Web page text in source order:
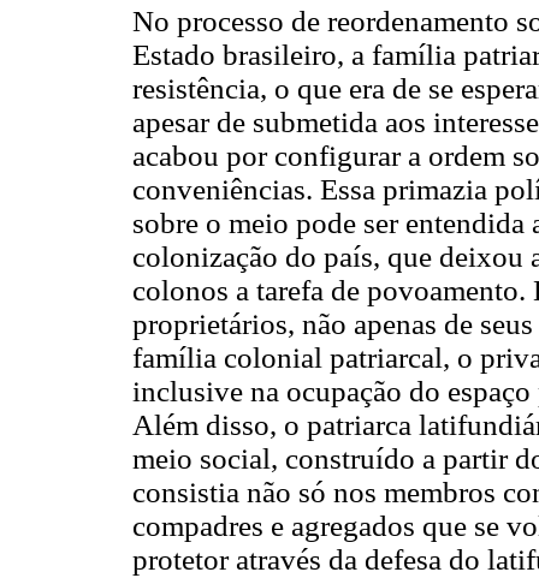
No processo de reordenamento
Estado brasileiro, a família
resistência, o que era de se
apesar de submetida aos
acabou por configurar a ordem
conveniências. Essa primazia
sobre o meio pode ser
colonização do país, que
colonos a tarefa de povoamento.
proprietários, não apenas de
família colonial patriarcal, o
inclusive na ocupação do
Além disso, o patriarca
meio social, construído a partir
consistia não só nos membros
compadres e agregados que se
protetor através da defesa do